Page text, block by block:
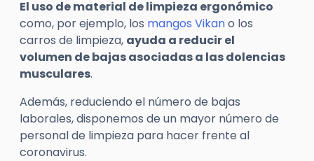
El uso de material de limpieza ergonómico
como, por ejemplo, los mangos Vikano los
carros de limpieza, ayuda a reducir el
volumen de bajas asociadas a las dolencias
musculares.
Además, reduciendo el número de bajas
laborales, disponemos de un mayor número de
personal de limpieza para hacer frente al
coronavirus.